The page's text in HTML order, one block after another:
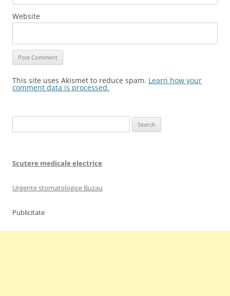
Website
This site uses Akismet to reduce spam. Learn how your
comment data is processed.
for:
Scutere medicale electrice
Urgente stomatologice Buzau
Publicitate